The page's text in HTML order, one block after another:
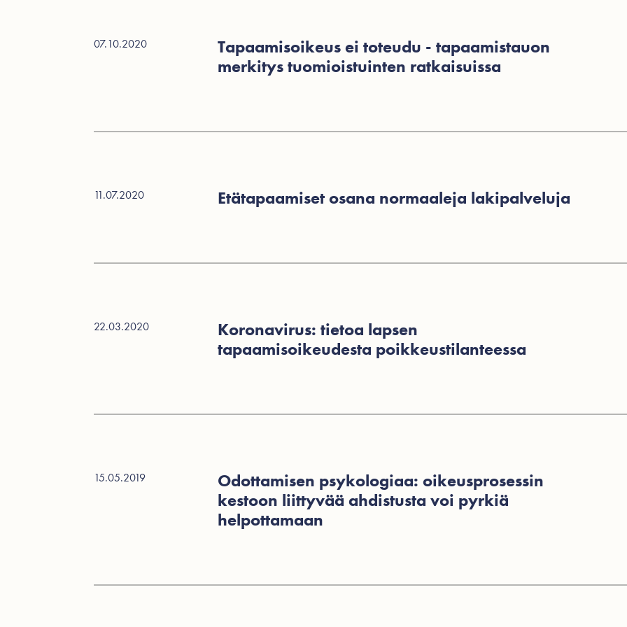
07.10.2020
Tapaamisoikeus ei toteudu - tapaamistauon
merkitys tuomioistuinten ratkaisuissa
11.07.2020 Etätapaamiset osana normaaleja lakipalveluja
22.03.2020
Koronavirus: tietoa lapsen
tapaamisoikeudesta poikkeustilanteessa
15.05.2019
Odottamisen psykologiaa: oikeusprosessin
kestoon liittyvää ahdistusta voi pyrkiä
helpottamaan